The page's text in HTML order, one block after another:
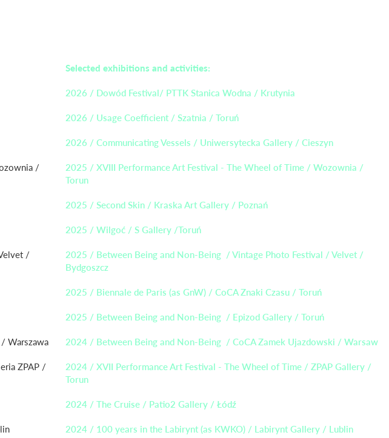
/
/
Warszawa
ZPAP /
Selected exhibitions and activities:
2026 / Dowód Festival/ PTTK Stanica Wodna / Krutynia
2026 / Usage Coefficient / Szatnia / Toruń
2026 / Communicating Vessels / Uniwersytecka Gallery / Cieszyn
2025 / XVIII Performance Art Festival - The Wheel of Time / Wozownia /
Torun
2025 / Second Skin / Kraska Art Gallery / Poznań
2025 / Wilgoć / S Gallery /Toruń
2025 / Between Being and Non-Being / Vintage Photo Festival / Velvet /
Bydgoszcz
2025 / Biennale de Paris (as GnW) / CoCA Znaki Czasu / Toruń
2025 / Between Being and Non-Being / Epizod Gallery / Toruń
2024 / Between Being and Non-Being / CoCA Zamek Ujazdowski / Warsaw
2024 / XVII Performance Art Festival - The Wheel of Time / ZPAP Gallery /
Torun
2024 / The Cruise / Patio2 Gallery / Łódź
2024 / 100 years in the Labirynt (as KWKO) / Labirynt Gallery / Lublin